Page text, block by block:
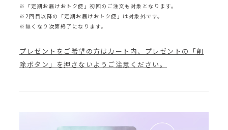
※「定期お届けおトク便」初回のご注文も対象となります。
※2回目以降の「定期お届けおトク便」は対象外です。
※無くなり次第終了になります。
プレゼントをご希望の方はカート内、プレゼントの「削
除ボタン」を押さないようご注意ください。